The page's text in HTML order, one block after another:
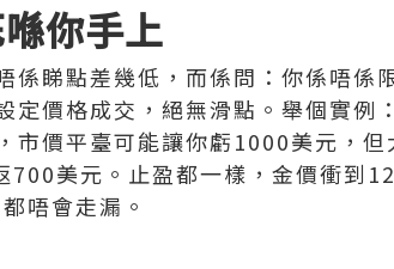
你手上
係睇點差幾低，而係問：你係唔係
定價格成交，絕無滑點。舉個實例
市價平臺可能讓你虧1000美元，
美元。止盈都一樣，金價衝到
唔會走漏。